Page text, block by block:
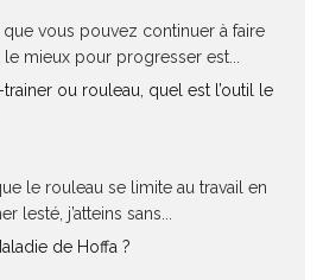
vous pouvez continuer à faire
mieux pour progresser est...
ou rouleau, quel est l’outil le
le rouleau se limite au travail en
lesté, j’atteins sans...
de Hoffa ?